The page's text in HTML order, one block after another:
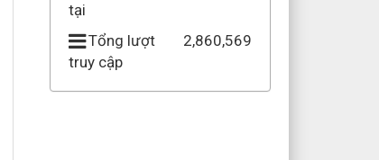
tại
Tổng lượt
truy cập
2,860,569